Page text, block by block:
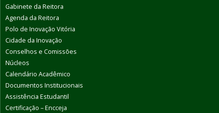
Gabinete da Reitora
Agenda da Reitora
Polo de Inovação Vitória
Cidade da Inovação
Conselhos e Comissões
Núcleos
Calendário Acadêmico
Documentos Institucionais
Assistência Estudantil
Certificação – Encceja